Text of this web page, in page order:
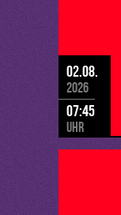
02.08.
2026
07:45
Uhr